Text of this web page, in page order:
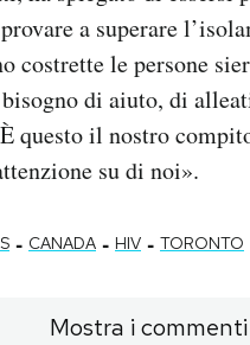
a superare
costrette le persone
di aiuto, di
questo il nostro
su di noi».
- CANADA - HIV - TORONTO
Mostra i commenti